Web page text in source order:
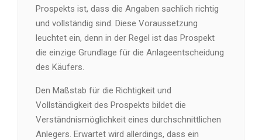
Prospekts ist, dass die Angaben sachlich richtig
und vollständig sind. Diese Voraussetzung
leuchtet ein, denn in der Regel ist das Prospekt
die einzige Grundlage für die Anlageentscheidung
des Käufers.
Den Maßstab für die Richtigkeit und
Vollständigkeit des Prospekts bildet die
Verständnismöglichkeit eines durchschnittlichen
Anlegers. Erwartet wird allerdings, dass ein